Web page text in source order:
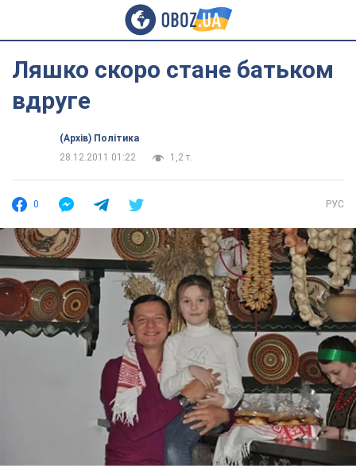
Ляшко скоро стане батьком
вдруге
(Архів) Політика
28.12.2011 01:22
1,2 т.
0 РУС